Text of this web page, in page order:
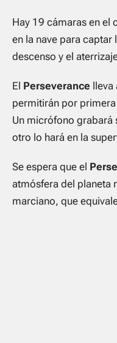
Hay 19 cámaras en el
en la nave para captar
descenso y el
El Perseverance lleva
permitirán por
Un micrófono grabará
otro lo hará en la
Se espera que el
atmósfera del planeta
marciano, que